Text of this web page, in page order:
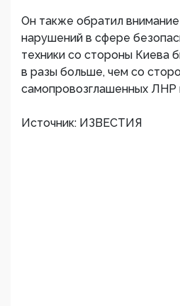
Он также обратил внимание
нарушений в сфере
техники со стороны Киева
в разы больше, чем со
самопровозглашенных
Источник: ИЗВЕСТИЯ